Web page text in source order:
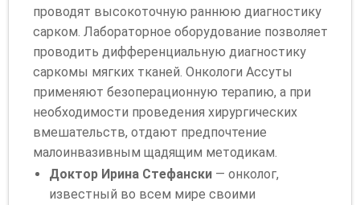
проводят высокоточную раннюю диагностику
сарком. Лабораторное оборудование позволяет
проводить дифференциальную диагностику
саркомы мягких тканей. Онкологи Ассуты
применяют безоперационную терапию, а при
необходимости проведения хирургических
вмешательств, отдают предпочтение
малоинвазивным щадящим методикам.
Доктор Ирина Стефански — онколог,
известный во всем мире своими